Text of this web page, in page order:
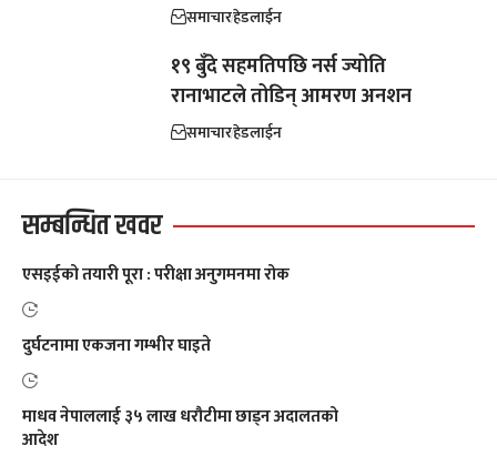
समाचारहेडलाईन
१९ बुँदे सहमतिपछि नर्स ज्योति
रानाभाटले तोडिन् आमरण अनशन
समाचारहेडलाईन
सम्बन्धित खवर
एसइईको तयारी पूरा : परीक्षा अनुगमनमा रोक
दुर्घटनामा एकजना गम्भीर घाइते
माधव नेपाललाई ३५ लाख धरौटीमा छाड्न अदालतको
आदेश